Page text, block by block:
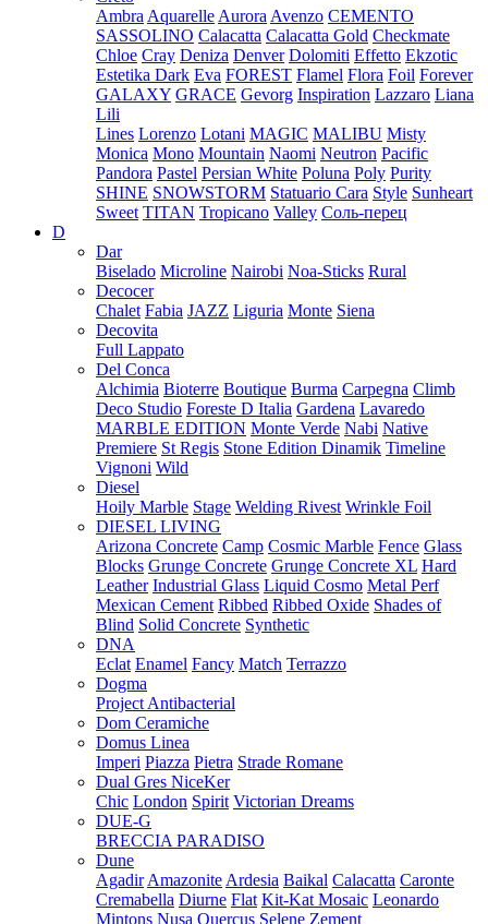
Ambra Aquarelle Aurora Avenzo CEMENTO
SASSOLINO Calacatta Calacatta Gold Checkmate
Chloe Cray Deniza Denver Dolomiti Effetto Ekzotic
Estetika Dark Eva FOREST Flamel Flora Foil Forever
GALAXY GRACE Gevorg Inspiration Lazzaro Liana
Lili
Lines Lorenzo Lotani MAGIC MALIBU Misty
Monica Mono Mountain Naomi Neutron Pacific
Pandora Pastel Persian White Poluna Poly Purity
SHINE SNOWSTORM Statuario Cara Style Sunheart
Sweet TITAN Tropicano Valley Соль-перец
D
Dar
Biselado Microline Nairobi Noa-Sticks Rural
Decocer
Chalet Fabia JAZZ Liguria Monte Siena
Decovita
Full Lappato
Del Conca
Alchimia Bioterre Boutique Burma Carpegna Climb
Deco Studio Foreste D Italia Gardena Lavaredo
MARBLE EDITION Monte Verde Nabi Native
Premiere St Regis Stone Edition Dinamik Timeline
Vignoni Wild
Diesel
Hoily Marble Stage Welding Rivest Wrinkle Foil
DIESEL LIVING
Arizona Concrete Camp Cosmic Marble Fence Glass
Blocks Grunge Concrete Grunge Concrete XL Hard
Leather Industrial Glass Liquid Cosmo Metal Perf
Mexican Cement Ribbed Ribbed Oxide Shades of
Blind Solid Concrete Synthetic
DNA
Eclat Enamel Fancy Match Terrazzo
Dogma
Project Antibacterial
Dom Ceramiche
Domus Linea
Imperi Piazza Pietra Strade Romane
Dual Gres NiceKer
Chic London Spirit Victorian Dreams
DUE-G
BRECCIA PARADISO
Dune
Agadir Amazonite Ardesia Baikal Calacatta Caronte
Cremabella Diurne Flat Kit-Kat Mosaic Leonardo
Mintons Nusa Quercus Selene Zement